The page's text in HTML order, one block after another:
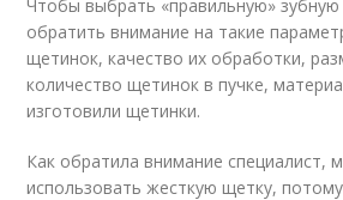
Чтобы выбрать «правильную»
обратить внимание на такие
щетинок, качество их обработки,
количество щетинок в пучке,
изготовили щетинки.
Как обратила внимание специалист,
использовать жесткую щетку,